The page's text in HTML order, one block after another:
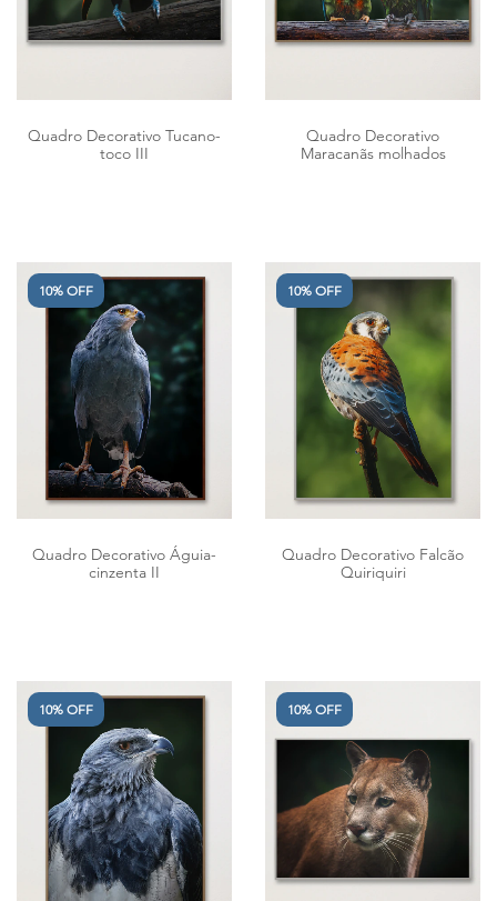
Quadro Decorativo Tucano-
toco III
Quadro Decorativo
Maracanãs molhados
10% OFF
Quadro Decorativo Águia-
cinzenta II
10% OFF
Quadro Decorativo Falcão
Quiriquiri
10% OFF 10% OFF